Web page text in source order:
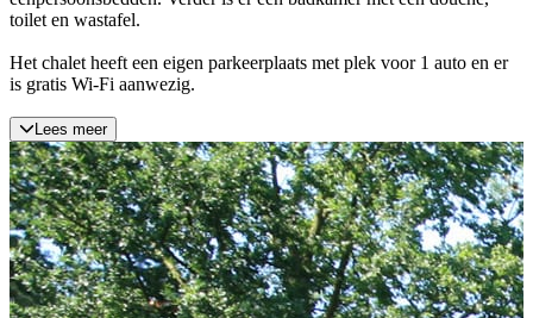
toilet en wastafel.
Het chalet heeft een eigen parkeerplaats met plek voor 1 auto en er
is gratis Wi-Fi aanwezig.
Lees meer